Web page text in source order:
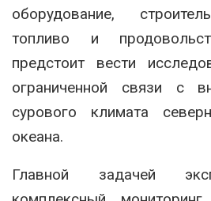
оборудование,
топливо и
предстоит вести
ограниченной связи с
сурового климата
океана.
Главной задачей